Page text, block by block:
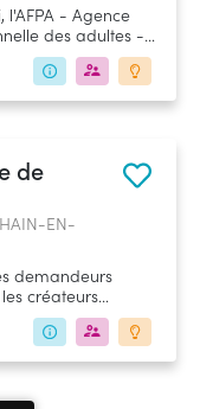
- Agence
des adultes -
et les salariés à
(insertion,
de
EN-
demandeurs
créateurs
et des
mobilisation des
humaines et
des